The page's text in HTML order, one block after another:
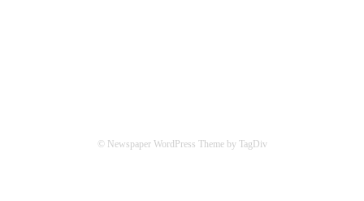
© Newspaper WordPress Theme by TagDiv